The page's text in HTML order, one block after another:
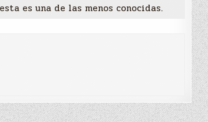
es una de las menos conocidas.